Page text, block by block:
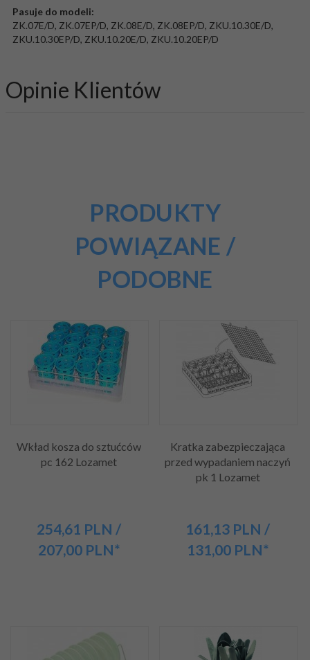
Pasuje do modeli:
ZK.07E/D, ZK.07EP/D, ZK.08E/D, ZK.08EP/D, ZKU.10.30E/D,
ZKU.10.30EP/D, ZKU.10.20E/D, ZKU.10.20EP/D
Opinie Klientów
PRODUKTY
POWIĄZANE /
PODOBNE
Wkład kosza do sztućców
pc 162 Lozamet
254,61 PLN /
207,00 PLN*
Kratka zabezpieczająca
przed wypadaniem naczyń
pk 1 Lozamet
161,13 PLN /
131,00 PLN*